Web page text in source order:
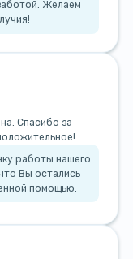
Желаем
Спасибо за
работы нашего
Вы остались
помощью.